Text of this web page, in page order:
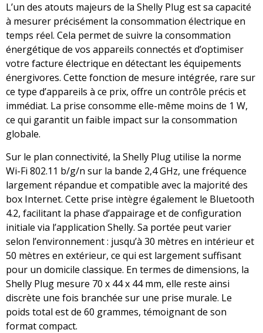
L’un des atouts majeurs de la Shelly Plug est sa capacité
à mesurer précisément la consommation électrique en
temps réel. Cela permet de suivre la consommation
énergétique de vos appareils connectés et d’optimiser
votre facture électrique en détectant les équipements
énergivores. Cette fonction de mesure intégrée, rare sur
ce type d’appareils à ce prix, offre un contrôle précis et
immédiat. La prise consomme elle-même moins de 1 W,
ce qui garantit un faible impact sur la consommation
globale.
Sur le plan connectivité, la Shelly Plug utilise la norme
Wi-Fi 802.11 b/g/n sur la bande 2,4 GHz, une fréquence
largement répandue et compatible avec la majorité des
box Internet. Cette prise intègre également le Bluetooth
4.2, facilitant la phase d’appairage et de configuration
initiale via l’application Shelly. Sa portée peut varier
selon l’environnement : jusqu’à 30 mètres en intérieur et
50 mètres en extérieur, ce qui est largement suffisant
pour un domicile classique. En termes de dimensions, la
Shelly Plug mesure 70 x 44 x 44 mm, elle reste ainsi
discrète une fois branchée sur une prise murale. Le
poids total est de 60 grammes, témoignant de son
format compact.